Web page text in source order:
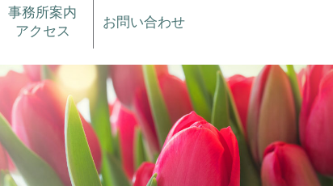
事務所案内
アクセス
お問い合わせ